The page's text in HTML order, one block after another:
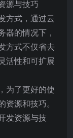
方式，通过云
器的情况下，
方式不仅省去
活性和可扩展
为了更好的使
源和技巧。
发资源与技